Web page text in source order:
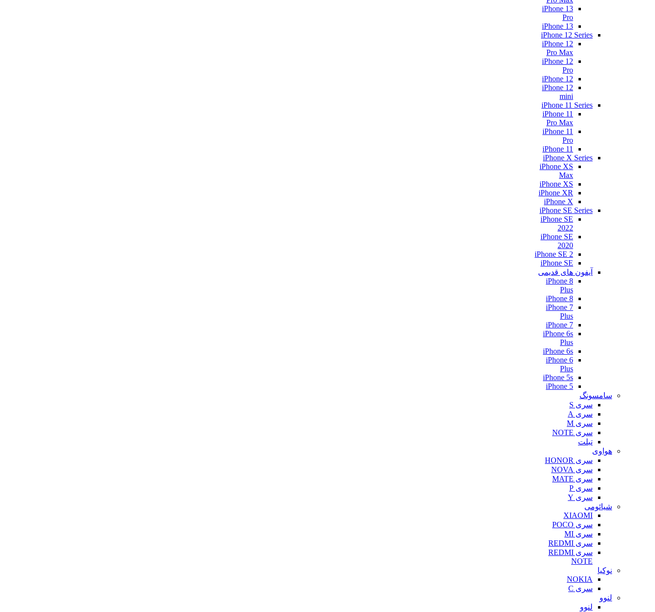
iPhone 13
Pro
iPhone 13
iPhone 12 Series
iPhone 12
Pro Max
iPhone 12
Pro
iPhone 12
iPhone 12
mini
iPhone 11 Series
iPhone 11
Pro Max
iPhone 11
Pro
iPhone 11
iPhone X Series
iPhone XS
Max
iPhone XS
iPhone XR
iPhone X
iPhone SE Series
iPhone SE
2022
iPhone SE
2020
iPhone SE 2
iPhone SE
آیفون های قدیمی
iPhone 8
Plus
iPhone 8
iPhone 7
Plus
iPhone 7
iPhone 6s
Plus
iPhone 6s
iPhone 6
Plus
iPhone 5s
iPhone 5
سامسونگ
سری S
سری A
سری M
سری NOTE
تبلت
هواوی
سری HONOR
سری NOVA
سری MATE
سری P
سری Y
شیائومی
XIAOMI
سری POCO
سری MI
سری REDMI
سری REDMI
NOTE
نوکیا
NOKIA
سری C
لنوو
لنوو